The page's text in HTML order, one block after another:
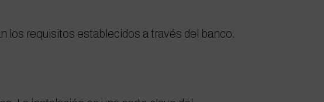
los requisitos establecidos a través del banco.